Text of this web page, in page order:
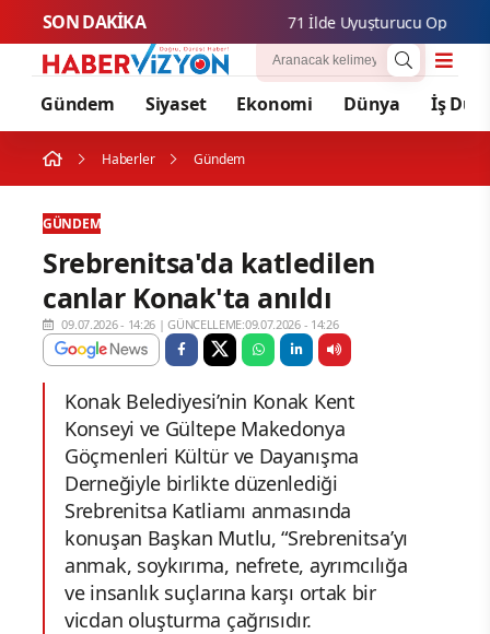
SON DAKİKA 71 İlde Uyuşturucu
Gündem Siyaset Ekonomi Dünya İş
Haberler Gündem
GÜNDEM
Srebrenitsa'da katledilen
canlar Konak'ta anıldı
09.07.2026 - 14:26 |GÜNCELLEME:09.07.2026 - 14:26
Konak Belediyesi’nin Konak Kent
Konseyi ve Gültepe Makedonya
Göçmenleri Kültür ve Dayanışma
Derneğiyle birlikte düzenlediği
Srebrenitsa Katliamı anmasında
konuşan Başkan Mutlu, “Srebrenitsa’yı
anmak, soykırıma, nefrete, ayrımcılığa
ve insanlık suçlarına karşı ortak bir
vicdan oluşturma çağrısıdır.